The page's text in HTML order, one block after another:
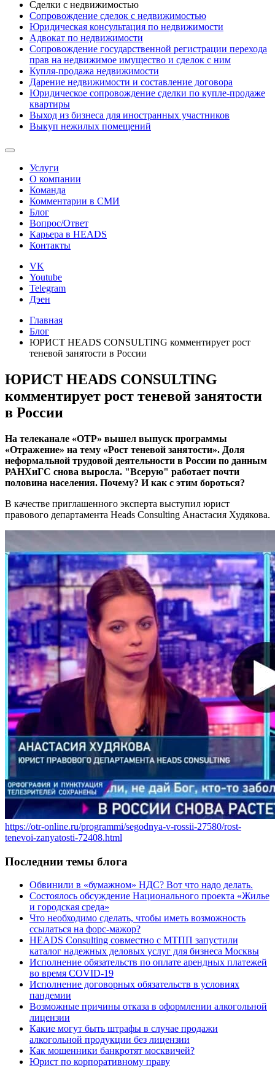
Сделки с недвижимостью
Сопровождение сделок с недвижимостью
Юридическая консультация по недвижимости
Адвокат по недвижимости
Сопровождение государственной регистрации перехода
прав на недвижимое имущество и сделок с ним
Купля-продажа недвижимости
Дарение недвижимости и составление договора
Юридическое сопровождение сделки по купле-продаже
квартиры
Выход из бизнеса для иностранных участников
Выкуп нежилых помещений
Услуги
О компании
Команда
Комментарии в СМИ
Блог
Вопрос/Ответ
Карьера в HEADS
Контакты
VK
Youtube
Telegram
Дэен
Главная
Блог
ЮРИСТ HEADS CONSULTING комментирует рост
теневой занятости в России
ЮРИСТ HEADS CONSULTING
комментирует рост теневой занятости
в России
На телеканале «ОТР» вышел выпуск программы
«Отражение» на тему «Рост теневой занятости». Доля
неформальной трудовой деятельности в России по данным
РАНХиГС снова выросла. "Всерую" работает почти
половина населения. Почему? И как с этим бороться?
В качестве приглашенного эксперта выступил юрист
правового департамента Heads Consulting Анастасия Худякова.
https://otr-online.ru/programmi/segodnya-v-rossii-27580/rost-
tenevoi-zanyatosti-72408.html
Последнии темы блога
Обвинили в «бумажном» НДС? Вот что надо делать.
Состоялось обсуждение Национального проекта «Жилье
и городская среда»
Что необходимо сделать, чтобы иметь возможность
ссылаться на форс-мажор?
HEADS Consulting совместно с МТПП запустили
каталог надежных деловых услуг для бизнеса Москвы
Исполнение обязательств по оплате арендных платежей
во время COVID-19
Исполнение договорных обязательств в условиях
пандемии
Возможные причины отказа в оформлении алкогольной
лицензии
Какие могут быть штрафы в случае продажи
алкогольной продукции без лицензии
Как мошенники банкротят москвичей?
Юрист по корпоративному праву